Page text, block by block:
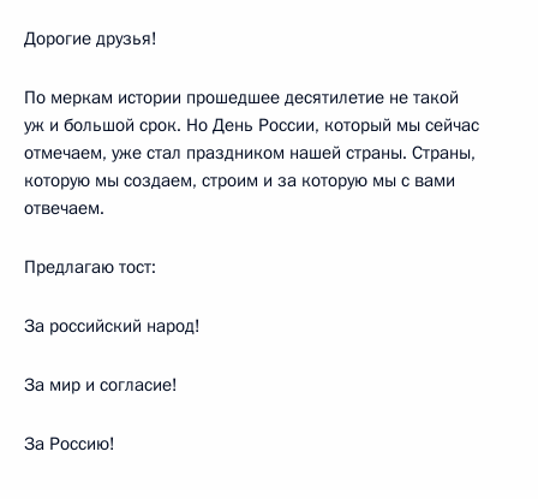
Дорогие друзья!
По меркам истории прошедшее десятилетие не такой
уж и большой срок. Но День России, который мы сейчас
отмечаем, уже стал праздником нашей страны. Страны,
которую мы создаем, строим и за которую мы с вами
отвечаем.
Предлагаю тост:
За российский народ!
За мир и согласие!
За Россию!